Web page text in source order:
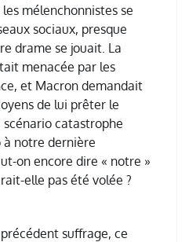
mélenchonnistes se
sociaux, presque
drame se jouait. La
menacée par les
et Macron demandait
de lui prêter le
scénario catastrophe
à notre dernière
on encore dire « notre »
elle pas été volée ?
suffrage, ce